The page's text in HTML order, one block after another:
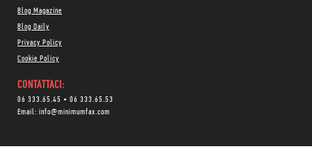
Blog Magazine
Blog Daily
Privacy Policy
Cookie Policy
CONTATTACI:
06 333.65.45 • 06 333.65.53
Email: info@minimumfax.com